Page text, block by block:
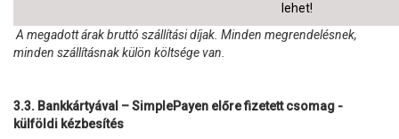
lehet!
A megadott árak bruttó szállítási díjak. Minden megrendelésnek,
minden szállításnak külön költsége van.
3.3. Bankkártyával – SimplePayen előre fizetett csomag -
külföldi kézbesítés